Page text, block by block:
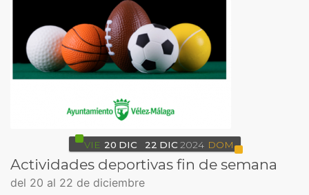
VIE 20 DIC 22 DIC 2024 DOM
Actividades deportivas fin de semana
del 20 al 22 de diciembre